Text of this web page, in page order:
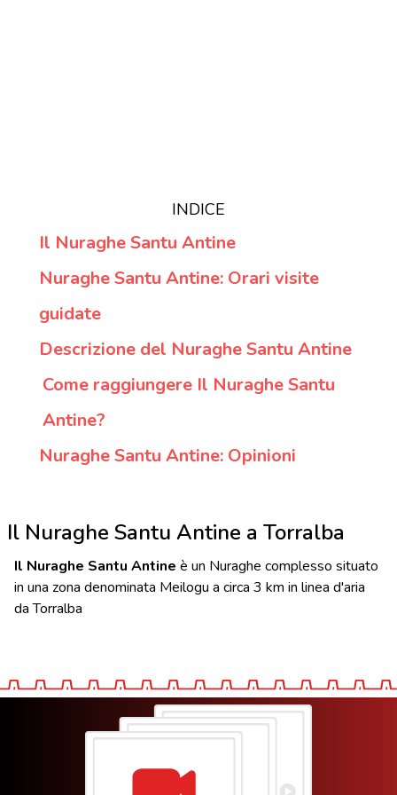
INDICE
Il Nuraghe Santu Antine
Nuraghe Santu Antine: Orari visite
guidate
Descrizione del Nuraghe Santu Antine
Come raggiungere Il Nuraghe Santu
Antine?
Nuraghe Santu Antine: Opinioni
Il Nuraghe Santu Antine a Torralba
Il Nuraghe Santu Antine è un Nuraghe complesso situato
in una zona denominata Meilogu a circa 3 km in linea d'aria
da Torralba